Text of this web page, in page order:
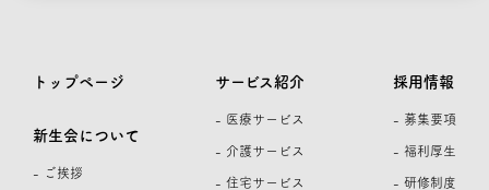
トップページ
新生会について
- ご挨拶
サービス紹介
- 医療サービス
- 介護サービス
- 住宅サービス
採用情報
- 募集要項
- 福利厚生
- 研修制度